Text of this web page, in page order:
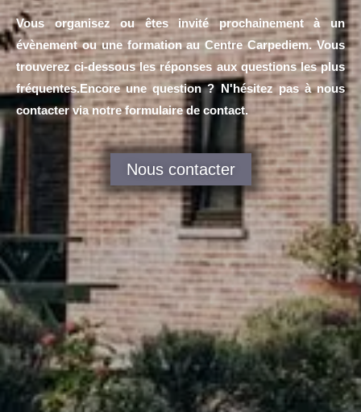
Vous organisez ou êtes invité prochainement à un
évènement ou une formation au Centre Carpediem. Vous
trouverez ci-dessous les réponses aux questions les plus
fréquentes.Encore une question ? N'hésitez pas à nous
contacter via notre formulaire de contact.
Nous contacter